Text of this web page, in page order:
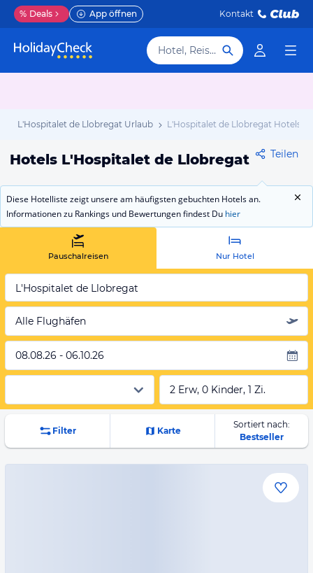
% Deals App öffnen Kontakt
Hotel, Reiseziel
L'Hospitalet de Llobregat Urlaub L'Hospitalet de Llobregat Hotels
Hotels L'Hospitalet de Llobregat Teilen
Diese Hotelliste zeigt unsere am häufigsten gebuchten Hotels an.
Informationen zu Rankings und Bewertungen findest Du hier
Pauschalreisen Nur Hotel
L'Hospitalet de Llobregat
Alle Flughäfen
08.08.26 - 06.10.26
2 Erw, 0 Kinder, 1 Zi.
Filter Karte
Sortiert nach:
Bestseller